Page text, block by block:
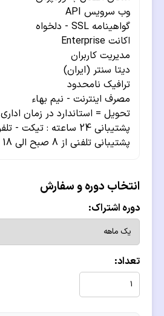
وب سرویس API
گواهینامه SSL - دلخواه
اکانت Enterprise
مدیریت کاربران
دیتا سنتر (ایران)
ترافیک نامحدود
مصرف اینترنت - نیم بهاء
تحویل = استاندارد در زمان اداری
پشتیبانی 24 ساعته : تیکت - تلفن - چت
پشتیبانی تلفنی از 8 صبح الی 18 عصر
انتخاب دوره و سفارش
دوره اشتراک:
تعداد: